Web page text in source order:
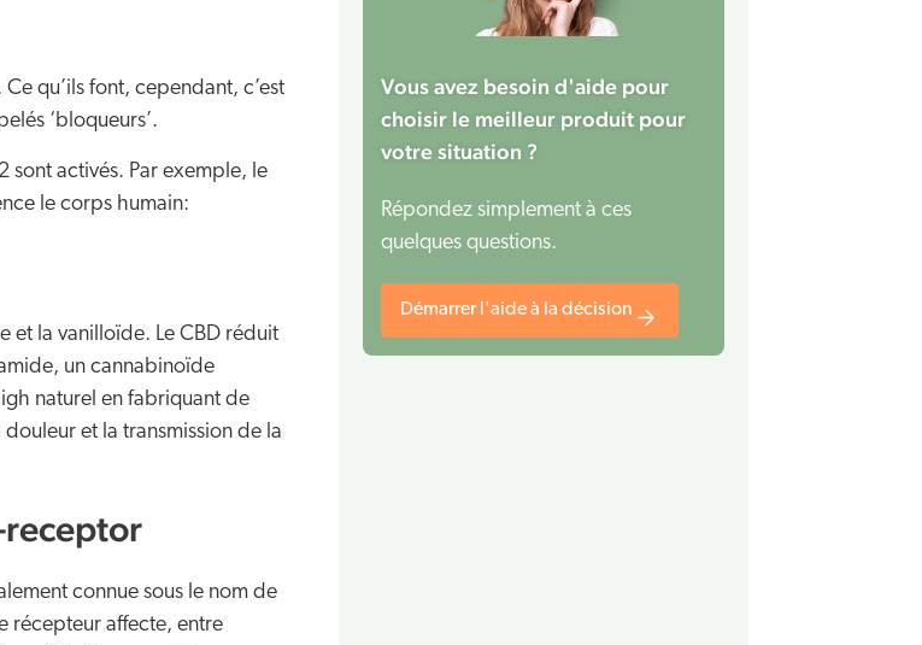
qu’ils font, cependant, c’est
‘bloqueurs’.
sont activés. Par exemple, le
le corps humain:
et la vanilloïde. Le CBD réduit
un cannabinoïde
naturel en fabriquant de
et la transmission de la
connue sous le nom de
récepteur affecte, entre
Vous avez besoin d'aide pour
choisir le meilleur produit pour
votre situation ?
Répondez simplement à ces
quelques questions.
Démarrer l'aide à la décision